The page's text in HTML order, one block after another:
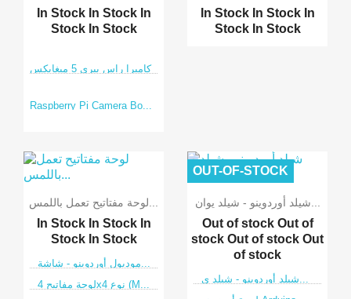
In Stock In Stock In
Stock In Stock
كاميرا راس بيري 5 ميغابكس
Raspberry Pi Camera Bo...
In Stock In Stock In
Stock In Stock
In Stock In Stock In
Stock In Stock
لوحة مفاتيح 4x4 نوع (M...
Out of stock Out of
stock Out of stock Out
of stock
OUT-OF-STOCK